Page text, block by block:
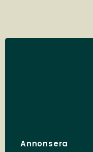
Annonsera